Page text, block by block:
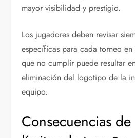
mayor visibilidad y prestigio.
Los jugadores deben revisar
específicas para cada torneo
que no cumplir puede resultar
eliminación del logotipo de la
equipo.
Consecuencias